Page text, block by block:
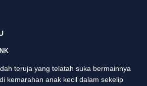
teruja yang telatah suka bermainnya
kemarahan anak kecil dalam sekelip